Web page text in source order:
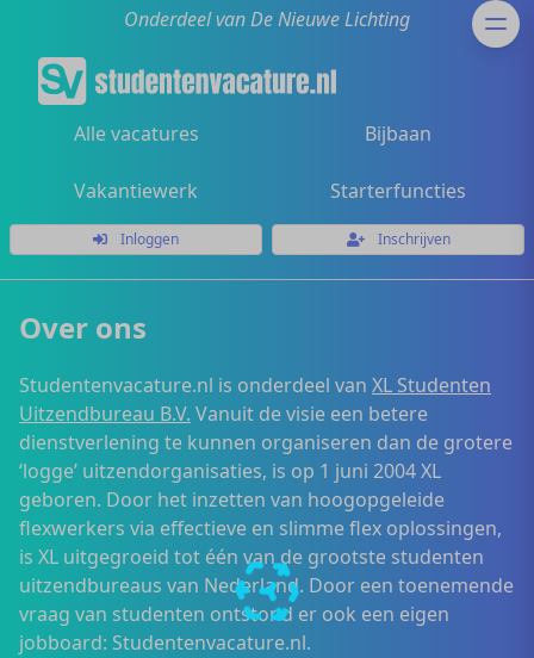
Onderdeel van De Nieuwe Lichting
Alle vacatures Bijbaan
Vakantiewerk Starterfuncties
Inloggen Inschrijven
Over ons
Studentenvacature.nl is onderdeel van XL Studenten
Uitzendbureau B.V. Vanuit de visie een betere
dienstverlening te kunnen organiseren dan de grotere
‘logge’ uitzendorganisaties, is op 1 juni 2004 XL
geboren. Door het inzetten van hoogopgeleide
flexwerkers via effectieve en slimme flex oplossingen,
is XL uitgegroeid tot één van de grootste studenten
uitzendbureaus van Nederland. Door een toenemende
vraag van studenten ontstond er ook een eigen
jobboard: Studentenvacature.nl.